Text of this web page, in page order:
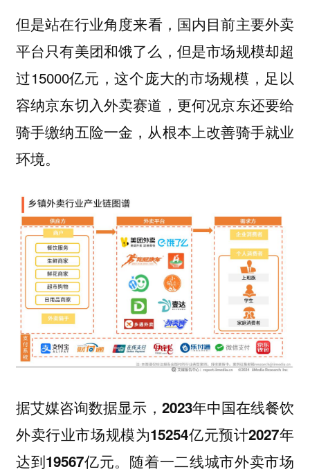
但是站在行业角度来看，国内目前主要外卖
平台只有美团和饿了么 ，但是市场规模却超
过15000亿元，这个庞大的市场规模，足以
容纳京东切入外卖赛道，更何况京东还要给
骑手缴纳五险一金，从根本上改善骑手就业
环境。
据艾媒咨询数据显示，2023年中国在线餐饮
外卖行业市场规模为15254亿元预计2027年
达到19567亿元。随着一二线城市外卖市场